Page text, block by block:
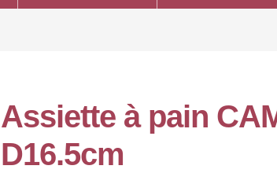
Assiette à pain
D16.5cm